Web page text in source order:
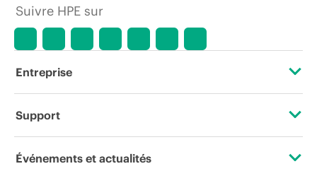
Suivre HPE sur
Entreprise
À propos de HPE
Support
Services d’assistance opérationnelle (OSS)
Événements et actualités